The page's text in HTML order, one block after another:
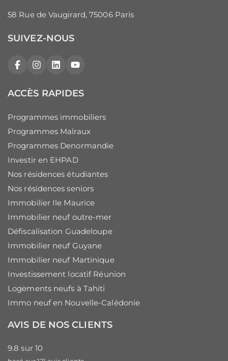
58 Rue de Vaugirard, 75006 Paris
SUIVEZ-NOUS
FacebookInstagram
LinkedInYouTube
ACCÈS RAPIDES
Programmes immobiliers
Programmes Malraux
Programmes Denormandie
Investir en EHPAD
Nos résidences étudiantes
Nos résidences seniors
Immobilier Ile Maurice
Immobilier neuf outre-mer
Défiscalisation Guadeloupe
Immobilier neuf Guyane
Immobilier neuf Martinique
Investissement locatif Réunion
Logements neufs à Tahiti
Immo neuf en Nouvelle-Calédonie
AVIS DE NOS CLIENTS
9.8 sur 10